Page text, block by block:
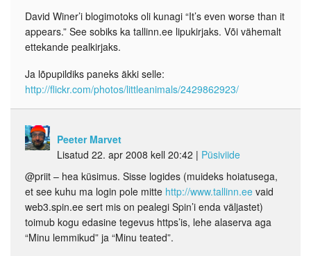
David Winer’i blogimotoks oli kunagi “It’s even worse than it
appears.” See sobiks ka tallinn.ee lipukirjaks. Või vähemalt
ettekande pealkirjaks.
Ja lõpupildiks paneks äkki selle:
http://flickr.com/photos/littleanimals/2429862923/
Peeter Marvet
Lisatud 22. apr 2008 kell 20:42 | Püsiviide
@priit – hea küsimus. Sisse logides (muideks hoiatusega,
et see kuhu ma login pole mitte http://www.tallinn.ee vaid
web3.spin.ee sert mis on pealegi Spin’i enda väljastet)
toimub kogu edasine tegevus https’is, lehe alaserva aga
“Minu lemmikud” ja “Minu teated”.